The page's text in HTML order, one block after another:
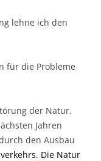
lehne ich den
für die Probleme
der Natur.
Jahren
den Ausbau
Die Natur